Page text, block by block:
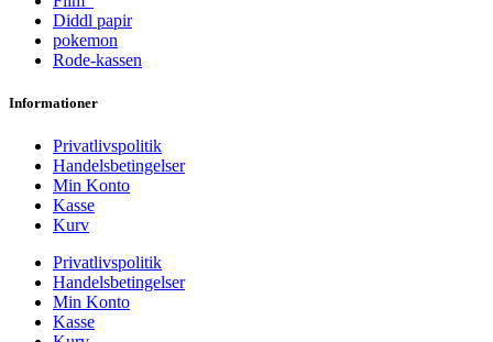
Diddl papir
pokemon
Rode-kassen
Informationer
Privatlivspolitik
Handelsbetingelser
Min Konto
Kasse
Kurv
Privatlivspolitik
Handelsbetingelser
Min Konto
Kasse